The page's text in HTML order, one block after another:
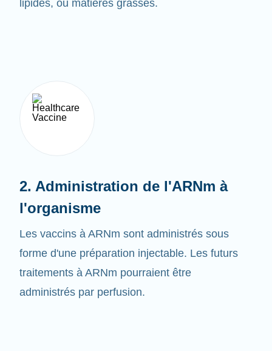
l'organisme
Les vaccins à ARNm sont administrés sous
forme d'une préparation injectable. Les futurs
traitements à ARNm pourraient être
administrés par perfusion.